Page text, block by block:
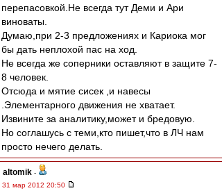
перепасовкой.Не всегда тут Деми и Ари
виноваты.
Думаю,при 2-3 предложениях и Кариока мог
бы дать неплохой пас на ход.
Не всегда же соперники оставляют в защите 7-
8 человек.
Отсюда и мятие сисек ,и навесы
.Элементарного движения не хватает.
Извините за аналитику,может и бредовую.
Но соглашусь с теми,кто пишет,что в ЛЧ нам
просто нечего делать.
altomik -
31 мар 2012 20:50